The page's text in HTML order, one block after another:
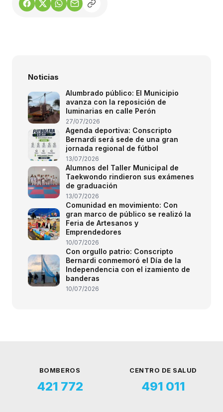
Noticias
Alumbrado público: El Municipio
avanza con la reposición de
luminarias en calle Perón
27/07/2026
Agenda deportiva: Conscripto
Bernardi será sede de una gran
jornada regional de fútbol
13/07/2026
Alumnos del Taller Municipal de
Taekwondo rindieron sus exámenes
de graduación
13/07/2026
Comunidad en movimiento: Con
gran marco de público se realizó la
Feria de Artesanos y
Emprendedores
10/07/2026
Con orgullo patrio: Conscripto
Bernardi conmemoró el Día de la
Independencia con el izamiento de
banderas
10/07/2026
BOMBEROS
421 772
CENTRO DE SALUD
491 011